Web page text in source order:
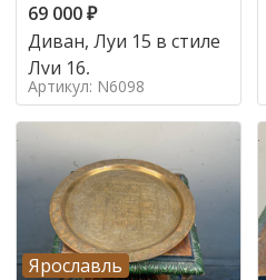
69 000₽
Диван, Луи 15 в стиле
Луи 16,
Артикул: N6098
Ярославль